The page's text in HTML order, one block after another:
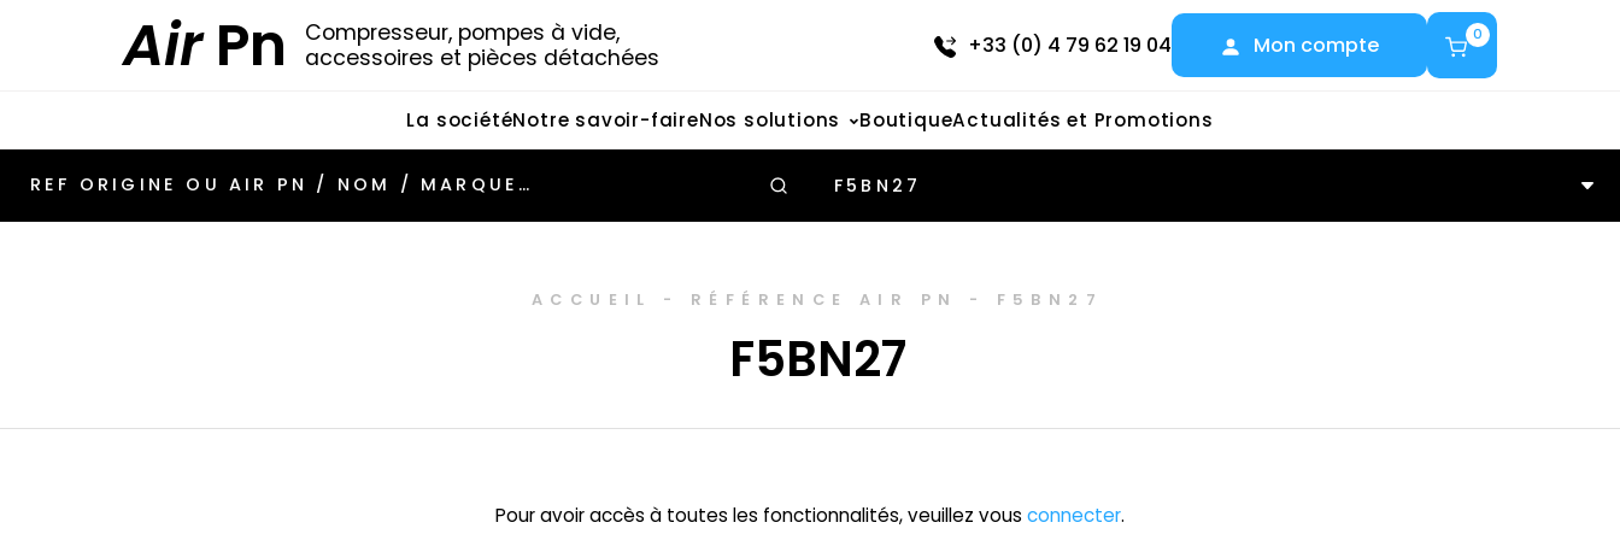
AirPn
Compresseur, pompes à vide,
accessoires et pièces détachées
+33 (0) 4 79 62 19 04 Mon compte 0
La sociétéNotre savoir-faireNos solutions BoutiqueActualités et Promotions
F5BN27
ACCUEIL - RÉFÉRENCE AIR PN - F5BN27
F5BN27
Pour avoir accès à toutes les fonctionnalités, veuillez vous connecter.